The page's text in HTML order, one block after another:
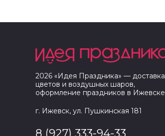
2026 «Идея Праздника» — доставка
цветов и воздушных шаров,
оформление праздников в Ижевске
г. Ижевск, ул. Пушкинская 181
8 (927) 333-94-33